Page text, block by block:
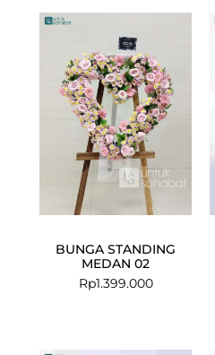
BUNGA STANDING
MEDAN 02
Rp1.399.000